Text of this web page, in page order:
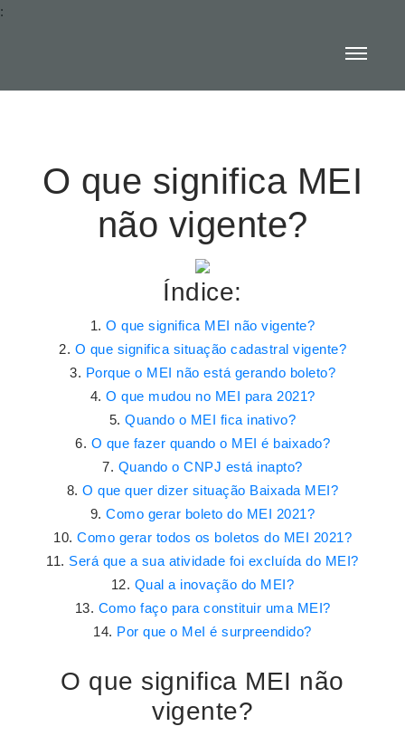
:
O que significa MEI
não vigente?
Índice:
O que significa MEI não vigente?
O que significa situação cadastral vigente?
Porque o MEI não está gerando boleto?
O que mudou no MEI para 2021?
Quando o MEI fica inativo?
O que fazer quando o MEI é baixado?
Quando o CNPJ está inapto?
O que quer dizer situação Baixada MEI?
Como gerar boleto do MEI 2021?
Como gerar todos os boletos do MEI 2021?
Será que a sua atividade foi excluída do MEI?
Qual a inovação do MEI?
Como faço para constituir uma MEI?
Por que o MeI é surpreendido?
O que significa MEI não
vigente?